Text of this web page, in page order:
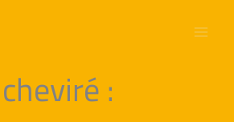
: